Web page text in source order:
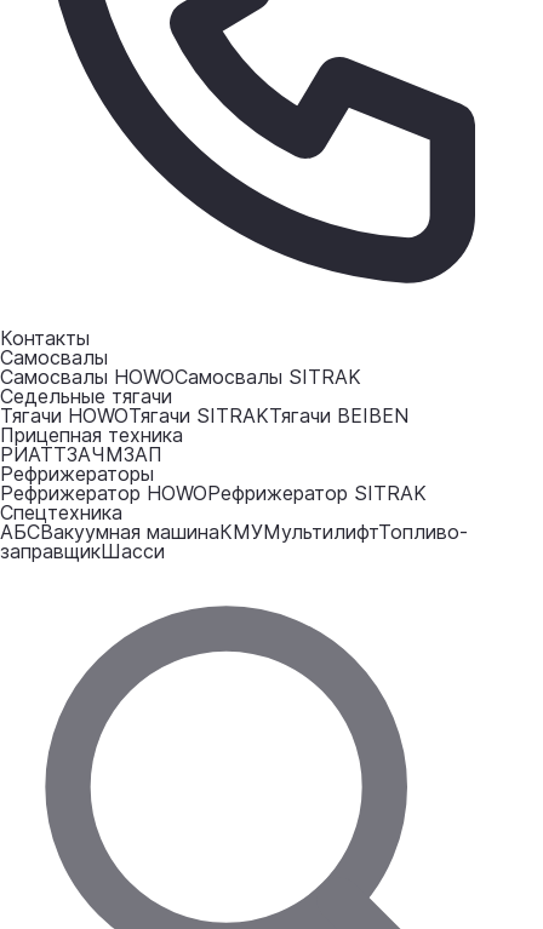
Контакты
Самосвалы
Самосвалы HOWOСамосвалы SITRAK
Седельные тягачи
Тягачи HOWOТягачи SITRAKТягачи BEIBEN
Прицепная техника
РИАТТЗАЧМЗАП
Рефрижераторы
Рефрижератор HOWOРефрижератор SITRAK
Спецтехника
АБСВакуумная машинаКМУМультилифтТопливо-
заправщикШасси